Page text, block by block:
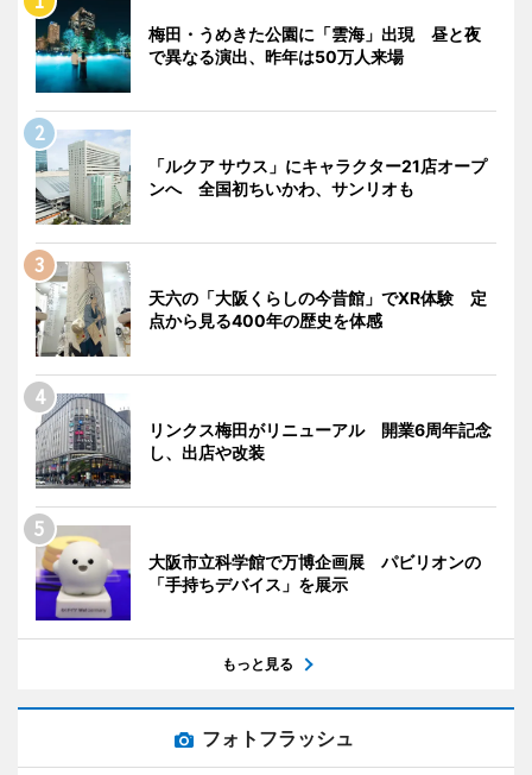
梅田・うめきた公園に「雲海」出現 昼と夜
で異なる演出、昨年は50万人来場
「ルクア サウス」にキャラクター21店オープ
ンへ 全国初ちいかわ、サンリオも
天六の「大阪くらしの今昔館」でXR体験 定
点から見る400年の歴史を体感
リンクス梅田がリニューアル 開業6周年記念
し、出店や改装
大阪市立科学館で万博企画展 パビリオンの
「手持ちデバイス」を展示
もっと見る
フォトフラッシュ